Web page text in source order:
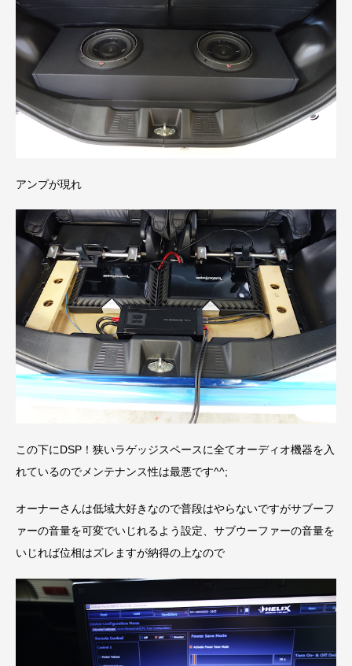
アンプが現れ
この下にDSP！狭いラゲッジスペースに全てオーディオ機器を入
れているのでメンテナンス性は最悪です^^;
オーナーさんは低域大好きなので普段はやらないですがサブーフ
ァーの音量を可変でいじれるよう設定、サブウーファーの音量を
いじれば位相はズレますが納得の上なので